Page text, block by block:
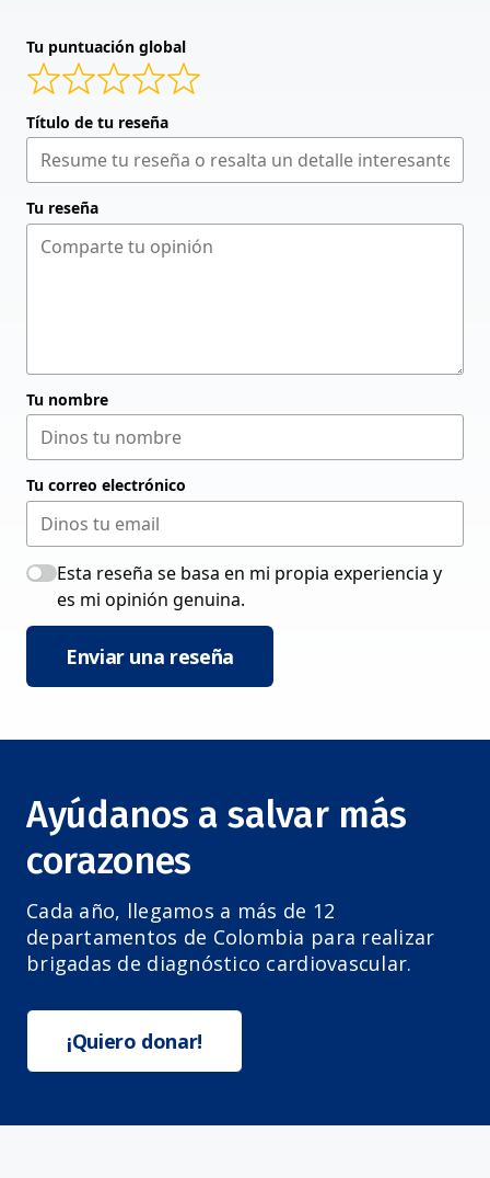
Tu puntuación global
Título de tu reseña
Tu reseña
Tu nombre
Tu correo electrónico
Esta reseña se basa en mi propia experiencia y
es mi opinión genuina.
Enviar una reseña
Ayúdanos a salvar más
corazones
Cada año, llegamos a más de 12
departamentos de Colombia para realizar
brigadas de diagnóstico cardiovascular.
¡Quiero donar!